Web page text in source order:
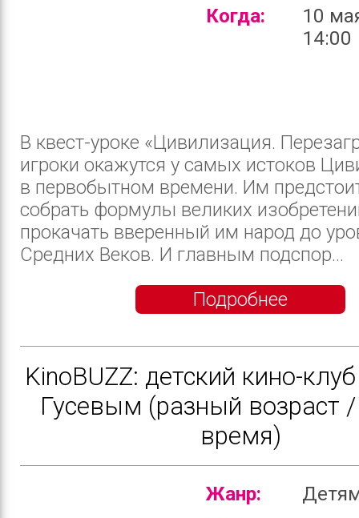
Когда:
10
14:00
В квест-уроке «Цивилизация.
игроки окажутся у самых истоков
в первобытном времени. Им
собрать формулы великих
прокачать вверенный им народ до
Средних Веков. И главным подспор...
Подробнее
KinoBUZZ: детский кино-
Гусевым (разный возраст
время)
Жанр: